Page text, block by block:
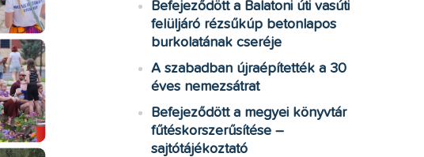
Befejeződött a Balatoni úti vasúti
felüljáró rézsűkúp betonlapos
burkolatának cseréje
A szabadban újraépítették a 30
éves nemezsátrat
Befejeződött a megyei könyvtár
fűtéskorszerűsítése –
sajtótájékoztató